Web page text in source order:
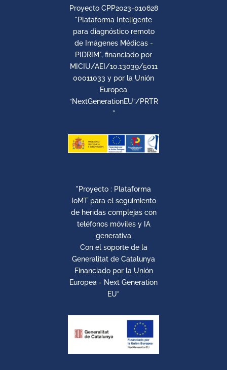
Proyecto CPP2023-010628
"Plataforma Inteligente
para diagnóstico remoto
de Imágenes Médicas -
PIDRIM", financiado por
MICIU/AEI/10.13039/5011
00011033 y por la Unión
Europea
“NextGenerationEU”/PRTR
”
"Proyecto : Plataforma
IoMT para el seguimiento
de heridas complejas con
teléfonos móviles y IA
generativa
Con el soporte de la
Generalitat de Catalunya
Financiado por la Unión
Europea - Next Generation
EU”